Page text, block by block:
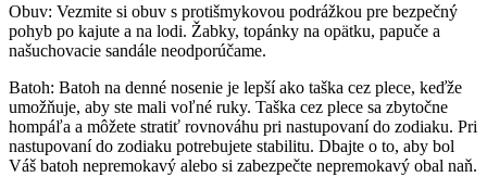
Obuv: Vezmite si obuv s protišmykovou podrážkou pre bezpečný
pohyb po kajute a na lodi. Žabky, topánky na opätku, papuče a
našuchovacie sandále neodporúčame.
Batoh: Batoh na denné nosenie je lepší ako taška cez plece, keďže
umožňuje, aby ste mali voľné ruky. Taška cez plece sa zbytočne
hompáľa a môžete stratiť rovnováhu pri nastupovaní do zodiaku. Pri
nastupovaní do zodiaku potrebujete stabilitu. Dbajte o to, aby bol
Váš batoh nepremokavý alebo si zabezpečte nepremokavý obal naň.